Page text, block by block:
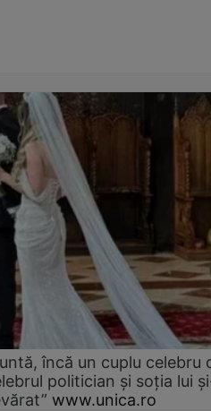
încă un cuplu celebru
politician și soția lui
www.unica.ro